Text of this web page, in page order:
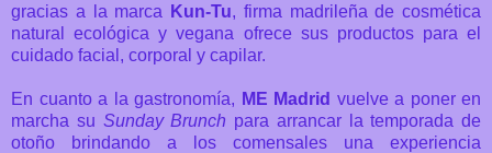
gracias a la marca
Kun-Tu, firma madrileña de cosmética
natural ecológica y vegana ofrece sus productos para el
cuidado facial, corporal y capilar.
En cuanto a la gastronomía, ME Madrid vuelve a poner en
marcha su Sunday Brunch para arrancar la temporada de
otoño brindando a los comensales una experiencia